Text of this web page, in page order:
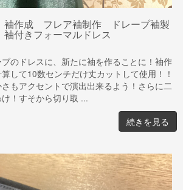
袖作成 フレア袖制作 ドレープ袖製
付きフォーマルドレス
のドレスに、新たに袖を作ることに！袖作
して10数センチだけ丈カットして使用！！
もアクセントで演出出来るよう！さらに二
！すそから切り取 ...
続きを見る